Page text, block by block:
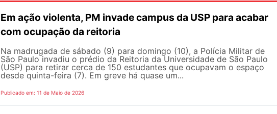
Em ação violenta, PM invade campus da USP para acabar
com ocupação da reitoria
Na madrugada de sábado (9) para domingo (10), a Polícia Militar de
São Paulo invadiu o prédio da Reitoria da Universidade de São Paulo
(USP) para retirar cerca de 150 estudantes que ocupavam o espaço
desde quinta-feira (7). Em greve há quase um...
Publicado em: 11 de Maio de 2026